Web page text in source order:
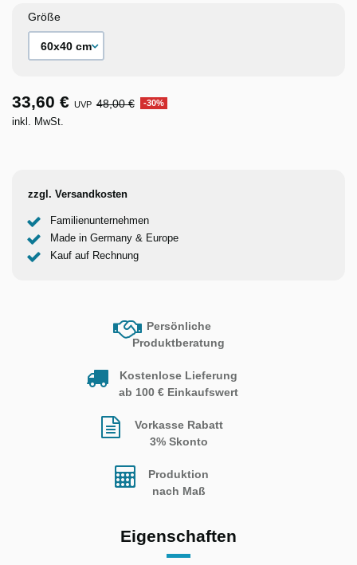
Größe
33,60 € UVP 48,00 € -30%
inkl. MwSt.
zzgl. Versandkosten
Familienunternehmen
Made in Germany & Europe
Kauf auf Rechnung
Persönliche
Produktberatung
Kostenlose Lieferung
ab 100 € Einkaufswert
Vorkasse Rabatt
3% Skonto
Produktion
nach Maß
Eigenschaften